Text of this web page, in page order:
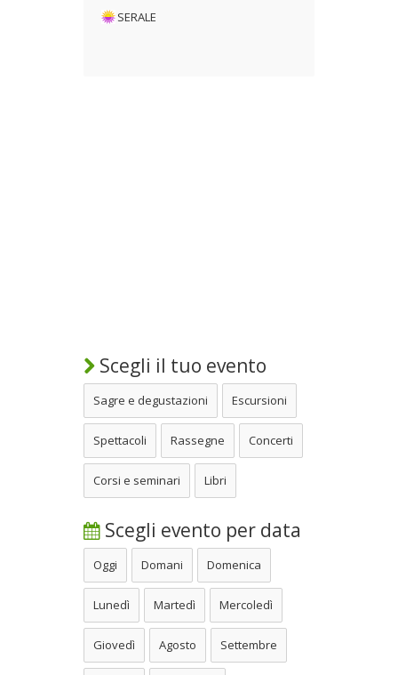
SERALE
Scegli il tuo evento
Sagre e degustazioni Escursioni
Spettacoli Rassegne Concerti
Corsi e seminari Libri
Scegli evento per data
Oggi Domani Domenica
Lunedì Martedì Mercoledì
Giovedì Agosto Settembre